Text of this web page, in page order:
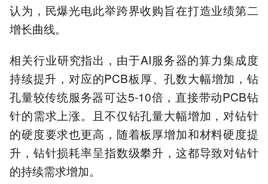
认为，民爆光电此举跨界收购旨在打造业绩第二
增长曲线。
相关行业研究指出，由于AI服务器的算力集成度
持续提升，对应的PCB板厚、孔数大幅增加，钻
孔量较传统服务器可达5-10倍，直接带动PCB钻
针的需求上涨。且不仅钻孔量大幅增加，对钻针
的硬度要求也更高，随着板厚增加和材料硬度提
升，钻针损耗率呈指数级攀升，这都导致对钻针
的持续需求增加。